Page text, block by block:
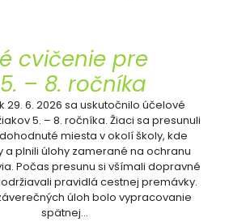
cvičenie pre
– 8. ročníka
29. 6. 2026 sa uskutočnilo účelové
5. – 8. ročníka. Žiaci sa presunuli
miesta v okolí školy, kde
a plnili úlohy zamerané na ochranu
Počas presunu si všímali dopravné
pravidlá cestnej premávky.
úloh bolo vypracovanie
spätnej…